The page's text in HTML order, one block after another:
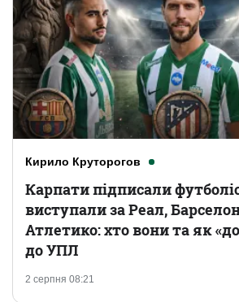
Кирило Круторогов
2 серпня 08:21
Карпати підписали
виступали за Реал,
Атлетико: хто вони та як
до УПЛ